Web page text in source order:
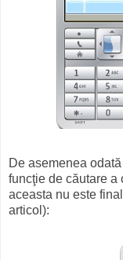
De asemenea
funcţie de căutare a
aceasta nu este
articol):